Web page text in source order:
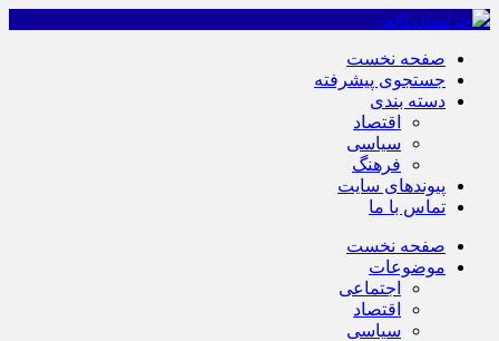
صفحه نخست
جستجوی پیشرفته
دسته بندی
اقتصاد
سیاسی
فرهنگ
پیوندهای سایت
تماس با ما
صفحه نخست
موضوعات
اجتماعی
اقتصاد
سیاسی